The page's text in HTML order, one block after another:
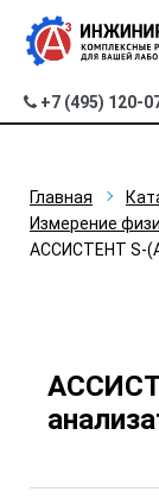
+7 (495) 120-
Главная
Измерение
АССИСТЕНТ S-